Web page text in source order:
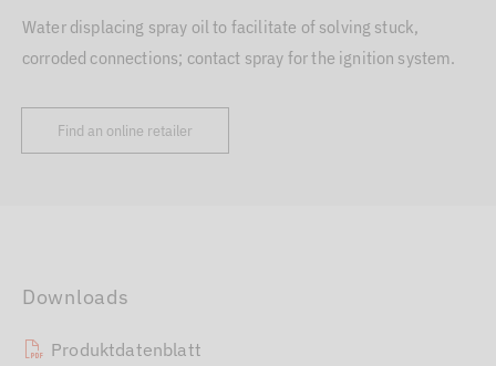
Downloads
Produktdatenblatt
Water displacing spray oil to facilitate of solving stuck,
corroded connections; contact spray for the ignition system.
Find an online retailer